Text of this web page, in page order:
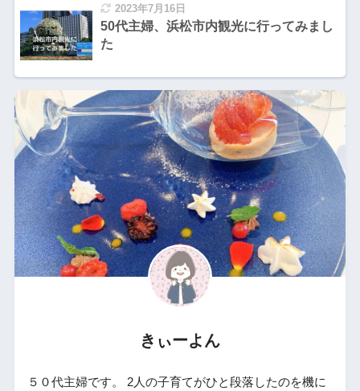
2023年7月16日
50代主婦、浜松市内観光に行ってみまし
た
きぃーよん
５０代主婦です。 2人の子育てがひと段落したのを機に